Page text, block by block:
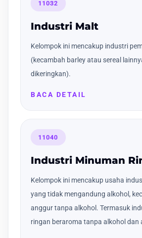
11032
Industri Malt
Kelompok ini mencakup industri
(kecambah barley atau sereal
dikeringkan).
BACA DETAIL
11040
Industri Minuman
Kelompok ini mencakup usaha
yang tidak mengandung alkohol,
anggur tanpa alkohol. Termasuk
ringan beraroma tanpa alkohol dan